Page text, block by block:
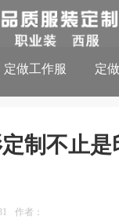
定做工作服 定
制不止
作者：